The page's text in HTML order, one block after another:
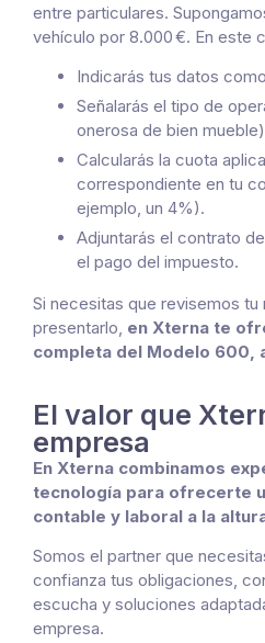
entre particulares.
vehículo por 8.000 €. En este
Indicarás tus datos
Señalarás el tipo de
onerosa de bien
Calcularás la cuota
correspondiente en tu
ejemplo, un 4%).
Adjuntarás el contrato
el pago del impuesto.
Si necesitas que revisemos tu
presentarlo, en Xterna te
completa del Modelo 600,
El valor que
empresa
En Xterna combinamos
tecnología para ofrecerte
contable y laboral a la
Somos el partner que
confianza tus obligaciones,
escucha y soluciones
empresa.